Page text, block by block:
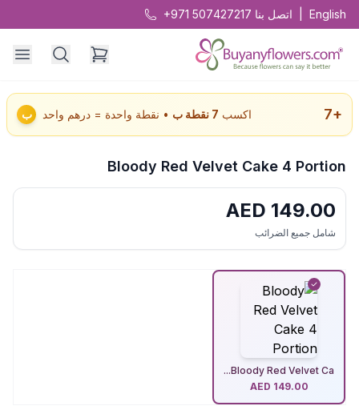
English اتصل بنا +971 507427217
+
7 اكسب 7 نقطة ب • نقطة واحدة = درهم واحد ب
Bloody Red Velvet Cake 4 Portion
149.00
شامل جميع الضرائب
Bloody Red Velvet Ca...
AED 149.00